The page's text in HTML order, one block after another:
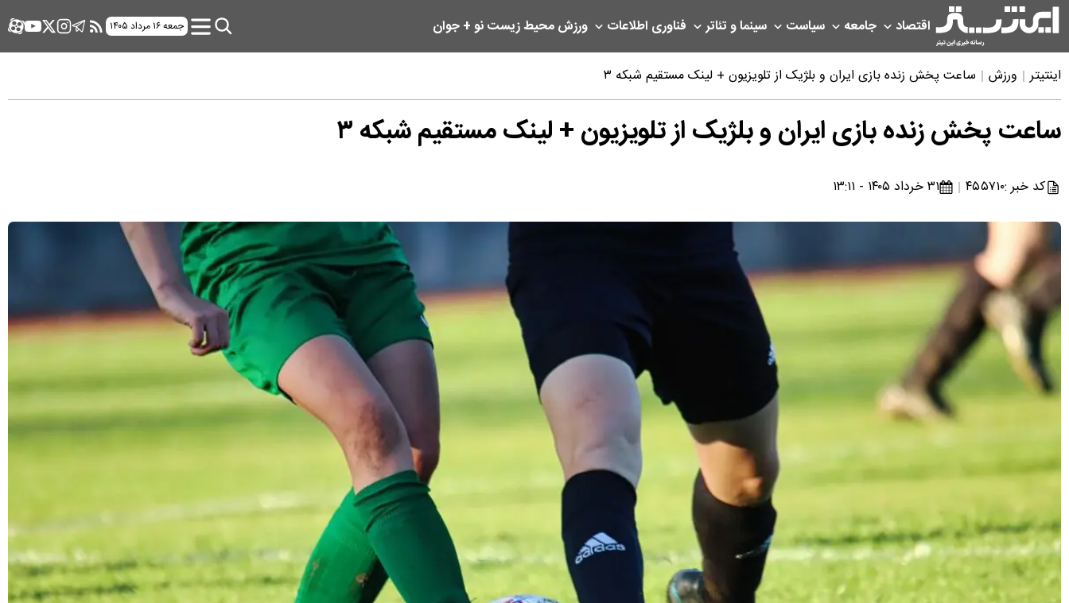
اقتصاد جامعه سیاست سینما و تئاتر فناوری اطلاعات ورزشمحیط زیستنو + جوان جمعه ۱۶ مرداد ۱۴۰۵
اینتیتر ورزش ساعت پخش زنده بازی ایران و بلژیک از تلویزیون + لینک مستقیم شبکه ۳
ساعت پخش زنده بازی ایران و بلژیک از تلویزیون + لینک مستقیم شبکه ۳
کد خبر :۴۵۵۷۱۰ ۳۱ خرداد ۱۴۰۵ - ۱۳:۱۱